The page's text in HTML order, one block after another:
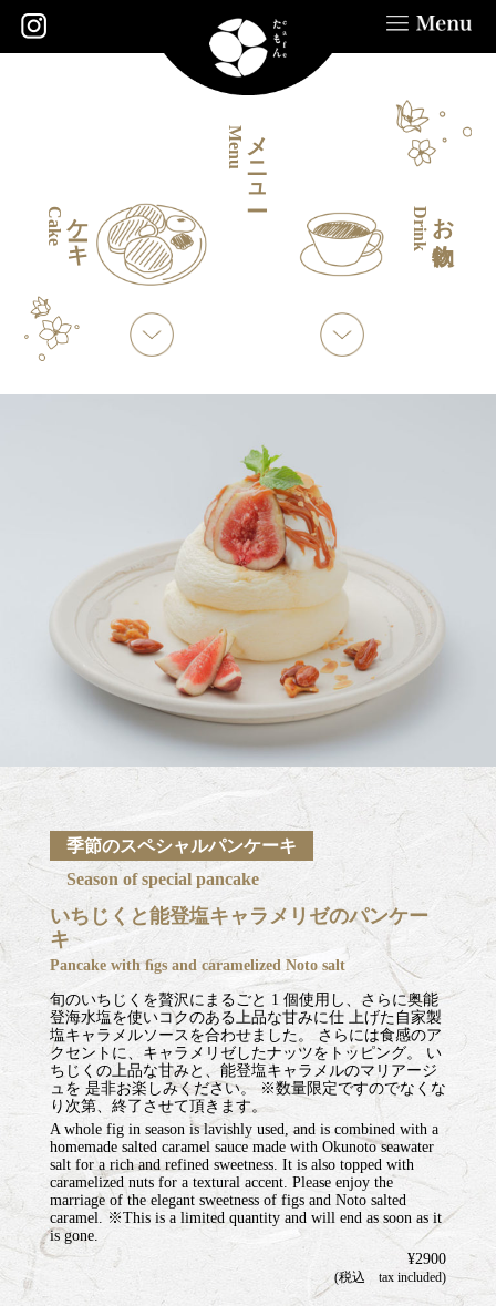
メニュー
Menu
ケーキ
Cake お飲物
Drink
季節のスペシャルパンケーキ
Season of special pancake
いちじくと能登塩キャラメリゼのパンケー
キ
Pancake with ﬁgs and caramelized Noto salt
旬のいちじくを贅沢にまるごと 1 個使用し、さらに奥能
登海水塩を使いコクのある上品な甘みに仕 上げた自家製
塩キャラメルソースを合わせました。 さらには食感のア
クセントに、キャラメリゼしたナッツをトッピング。 い
ちじくの上品な甘みと、能登塩キャラメルのマリアージ
ュを 是非お楽しみください。 ※数量限定ですのでなくな
り次第、終了させて頂きます。
A whole fig in season is lavishly used, and is combined with a
homemade salted caramel sauce made with Okunoto seawater
salt for a rich and refined sweetness. It is also topped with
caramelized nuts for a textural accent. Please enjoy the
marriage of the elegant sweetness of figs and Noto salted
caramel. ※This is a limited quantity and will end as soon as it
is gone.
¥2900
(税込 tax included)